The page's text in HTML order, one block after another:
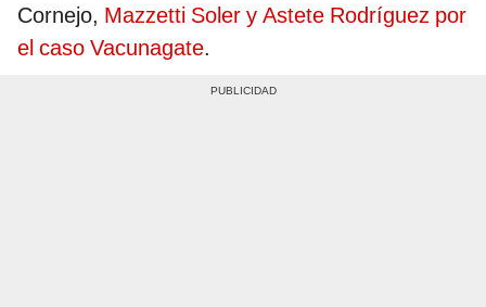
Cornejo, Mazzetti Soler y Astete Rodríguez por
el caso Vacunagate.